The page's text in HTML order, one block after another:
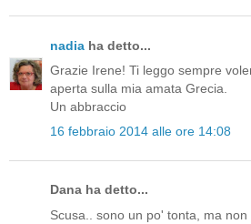
nadia ha detto...
Grazie Irene! Ti leggo sempre
aperta sulla mia amata Grecia.
Un abbraccio
16 febbraio 2014 alle ore 14:08
Dana ha detto...
Scusa.. sono un po' tonta, ma